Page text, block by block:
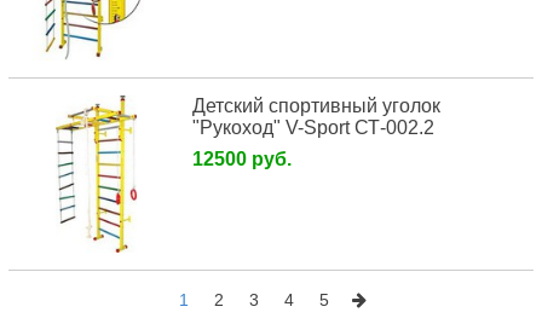
Детский спортивный уголок
"Рукоход" V-Sport СТ-002.2
12500 руб.
1 2 3 4
5